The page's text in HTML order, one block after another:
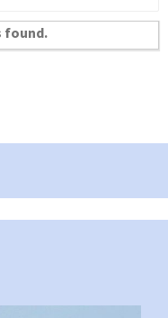
found.